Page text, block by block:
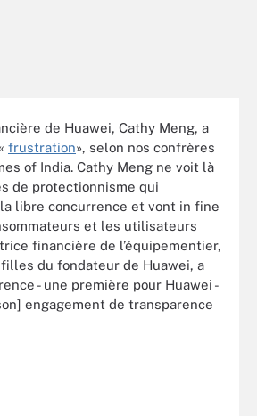
de Huawei, Cathy Meng, a
frustration», selon nos confrères
of India. Cathy Meng ne voit là
de protectionnisme qui
libre concurrence et vont in fine
et les utilisateurs
financière de l’équipementier,
du fondateur de Huawei, a
- une première pour Huawei -
engagement de transparence